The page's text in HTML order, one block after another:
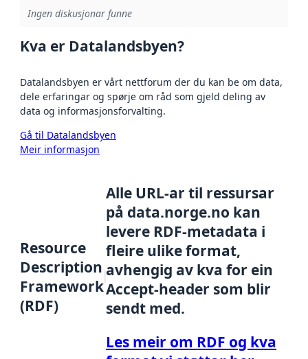
Ingen diskusjonar funne
Kva er Datalandsbyen?
Datalandsbyen er vårt nettforum der du kan be om data,
dele erfaringar og spørje om råd som gjeld deling av
data og informasjonsforvalting.
Gå til Datalandsbyen
Meir informasjon
Resource
Description
Framework
(RDF)
Alle URL-ar til ressursar
på data.norge.no kan
levere RDF-metadata i
fleire ulike format,
avhengig av kva for ein
Accept-header som blir
sendt med.
Les meir om RDF og kva